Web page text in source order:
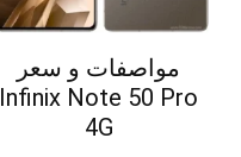
مواصفات و سعر
Infinix Note 50 Pro
4G